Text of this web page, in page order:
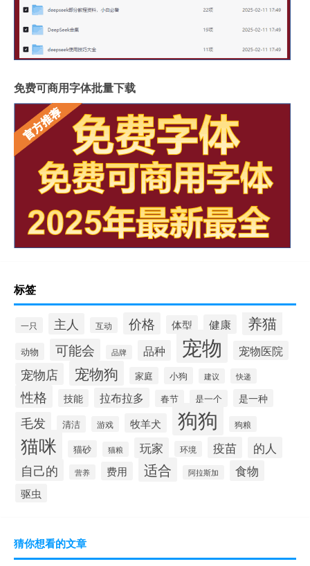
免费可商用字体批量下载
标签
一只 主人 互动 价格 体型 健康 养猫
动物 可能会 品牌 品种 宠物 宠物医院
宠物店 宠物狗 家庭 小狗 建议 快递
性格 技能 拉布拉多 春节 是一个 是一种
毛发 清洁 游戏 牧羊犬 狗狗 狗粮
猫咪 猫砂 猫粮 玩家 环境 疫苗 的人
自己的 营养 费用 适合 阿拉斯加 食物
驱虫
猜你想看的文章